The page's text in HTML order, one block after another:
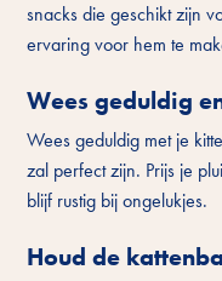
snacks die geschikt zijn
ervaring voor hem te
Wees geduldig
Wees geduldig met je
zal perfect zijn. Prijs je
blijf rustig bij ongelukjes.
Houd de